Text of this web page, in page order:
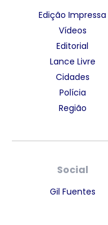
Edição Impressa
Vídeos
Editorial
Lance Livre
Cidades
Polícia
Região
Social
Gil Fuentes